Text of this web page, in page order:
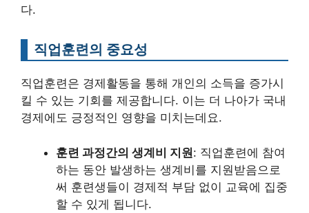
다.
직업훈련의 중요성
직업훈련은 경제활동을 통해 개인의 소득을 증가시
킬 수 있는 기회를 제공합니다. 이는 더 나아가 국내
경제에도 긍정적인 영향을 미치는데요.
훈련 과정간의 생계비 지원: 직업훈련에 참여
하는 동안 발생하는 생계비를 지원받음으로
써 훈련생들이 경제적 부담 없이 교육에 집중
할 수 있게 됩니다.